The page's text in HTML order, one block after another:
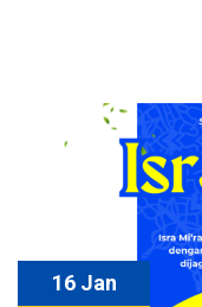
16 Jan